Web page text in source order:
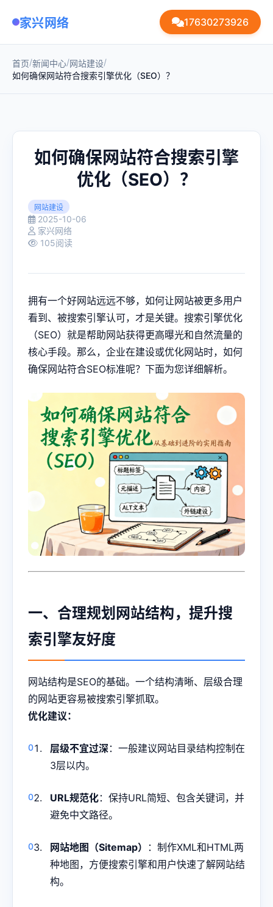
家兴网络 17630273926
首页/新闻中心/网站建设/
如何确保网站符合搜索引擎优化（SEO）？
如何确保网站符合搜索引擎
优化（SEO）？
网站建设
2025-10-06
家兴网络
105阅读
拥有一个好网站远远不够，如何让网站被更多用户
看到、被搜索引擎认可，才是关键。搜索引擎优化
（SEO）就是帮助网站获得更高曝光和自然流量的
核心手段。那么，企业在建设或优化网站时，如何
确保网站符合SEO标准呢？下面为您详细解析。
一、合理规划网站结构，提升搜
索引擎友好度
网站结构是SEO的基础。一个结构清晰、层级合理
的网站更容易被搜索引擎抓取。
优化建议：
层级不宜过深：一般建议网站目录结构控制在
3层以内。
URL规范化：保持URL简短、包含关键词，并
避免中文路径。
网站地图（Sitemap）
：制作XML和HTML两
种地图，方便搜索引擎和用户快速了解网站结
构。